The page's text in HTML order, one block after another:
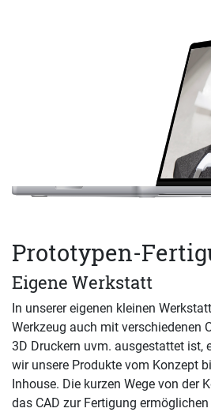
Prototypen-
Eigene Werkstatt
In unserer eigenen kleinen
Werkzeug auch mit verschiedenen
3D Druckern uvm. ausgestattet ist,
wir unsere Produkte vom Konzept
Inhouse. Die kurzen Wege von der
das CAD zur Fertigung